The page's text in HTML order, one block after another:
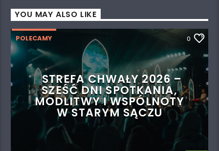
YOU MAY ALSO LIKE
POLECAMY 0
STREFA CHWAŁY 2026 –
SZEŚĆ DNI SPOTKANIA,
MODLITWY I WSPÓLNOTY
W STARYM SĄCZU